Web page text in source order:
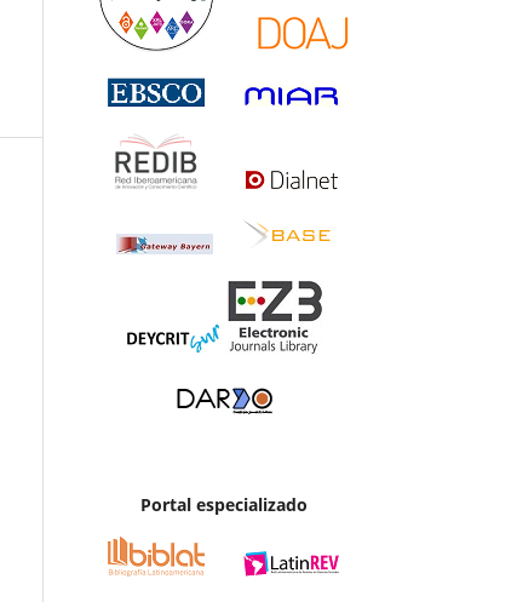
Portal especializado